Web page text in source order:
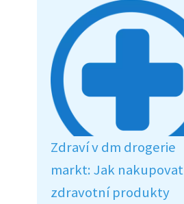
Zdraví v dm drogerie
markt: Jak nakupovat
zdravotní produkty